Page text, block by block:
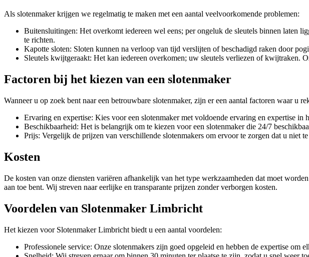
Als slotenmaker krijgen we regelmatig te maken met een aantal veelvoorkomende problemen:
Buitensluitingen: Het overkomt iedereen wel eens; per ongeluk de sleutels binnen laten
te richten.
Kapotte sloten: Sloten kunnen na verloop van tijd verslijten of beschadigd raken door
Sleutels kwijtgeraakt: Het kan iedereen overkomen; uw sleutels verliezen of kwijtraken.
Factoren bij het kiezen van een slotenmaker
Wanneer u op zoek bent naar een betrouwbare slotenmaker, zijn er een aantal factoren waar u
Ervaring en expertise: Kies voor een slotenmaker met voldoende ervaring en expertise
Beschikbaarheid: Het is belangrijk om te kiezen voor een slotenmaker die 24/7
Prijs: Vergelijk de prijzen van verschillende slotenmakers om ervoor te zorgen dat u niet
Kosten
De kosten van onze diensten variëren afhankelijk van het type werkzaamheden dat moet
aan toe bent. Wij streven naar eerlijke en transparante prijzen zonder verborgen kosten.
Voordelen van Slotenmaker Limbricht
Het kiezen voor Slotenmaker Limbricht biedt u een aantal voordelen:
Professionele service: Onze slotenmakers zijn goed opgeleid en hebben de expertise om